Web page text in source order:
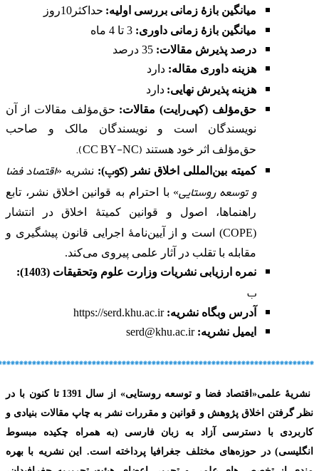
میانگین بازۀ زمانی بررسی اولیه: حداکثر10روز
میانگین بازۀ زمانی داوری: 3 تا 4 ماه
درصد پذیرش مقالات: 35 درصد
هزینه داوری مقاله: دارد
هزینه پذیرش نهایی: دارد
حق‌مؤلف (کپی‌رایت) مقالات: حق‌مؤلف مقالات از آن
نویسندگان است و نویسندگان مالک و صاحب
حق‌مؤلف اثر خود هستند (
CC BY-NC
).
کمیته بین‌المللی اخلاق نشر (کوپ): نشریه «اقتصاد فضا
و توسعه روستایی» با احترام به قوانین اخلاق نشر، تابع
راهنماها، اصول و قوانین کمیتۀ اخلاق در انتشار
(
COPE) است و از آیین‌نامۀ اجرایی قانون پیشگیری و
مقابله با تقلب در آثار علمی پیروی می‌کند.
نمره ارزیابی نشریات وزارت علوم وتحقیقات (1403):
ب
آدرس وبگاه نشریه:
https://serd.khu.ac.ir
ایمیل نشریه:serd@khu.ac.ir
نشریۀ علمی«اقتصاد فضا و توسعه روستایی» از سال 1391 تا کنون با در
نظر گرفتن اخلاق پژوهش و قوانین و مقررات نشر به چاپ مقالات بنیادی و
کاربردی با دسترسی آزاد به زبان فارسی
(به همراه چکیده مبسوط
انگلیسی) در حوزه‌های مختلف جغرافیا پرداخته است. این نشریه با بهره